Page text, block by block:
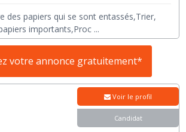
des papiers qui se sont entassés,Trier,
importants,Proc ...
votre annonce gratuitement*
Voir le profil
Candidat